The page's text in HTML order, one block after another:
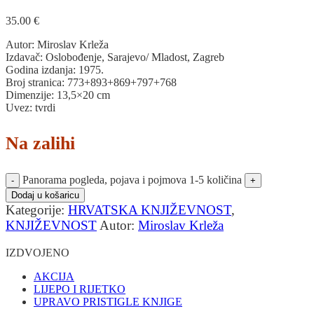
35.00 €
Autor: Miroslav Krleža
Izdavač: Oslobođenje, Sarajevo/ Mladost, Zagreb
Godina izdanja: 1975.
Broj stranica: 773+893+869+797+768
Dimenzije: 13,5×20 cm
Uvez: tvrdi
Na zalihi
Panorama pogleda, pojava i pojmova 1-5 količina
Dodaj u košaricu
Kategorije: HRVATSKA KNJIŽEVNOST,
KNJIŽEVNOST Autor: Miroslav Krleža
IZDVOJENO
AKCIJA
LIJEPO I RIJETKO
UPRAVO PRISTIGLE KNJIGE